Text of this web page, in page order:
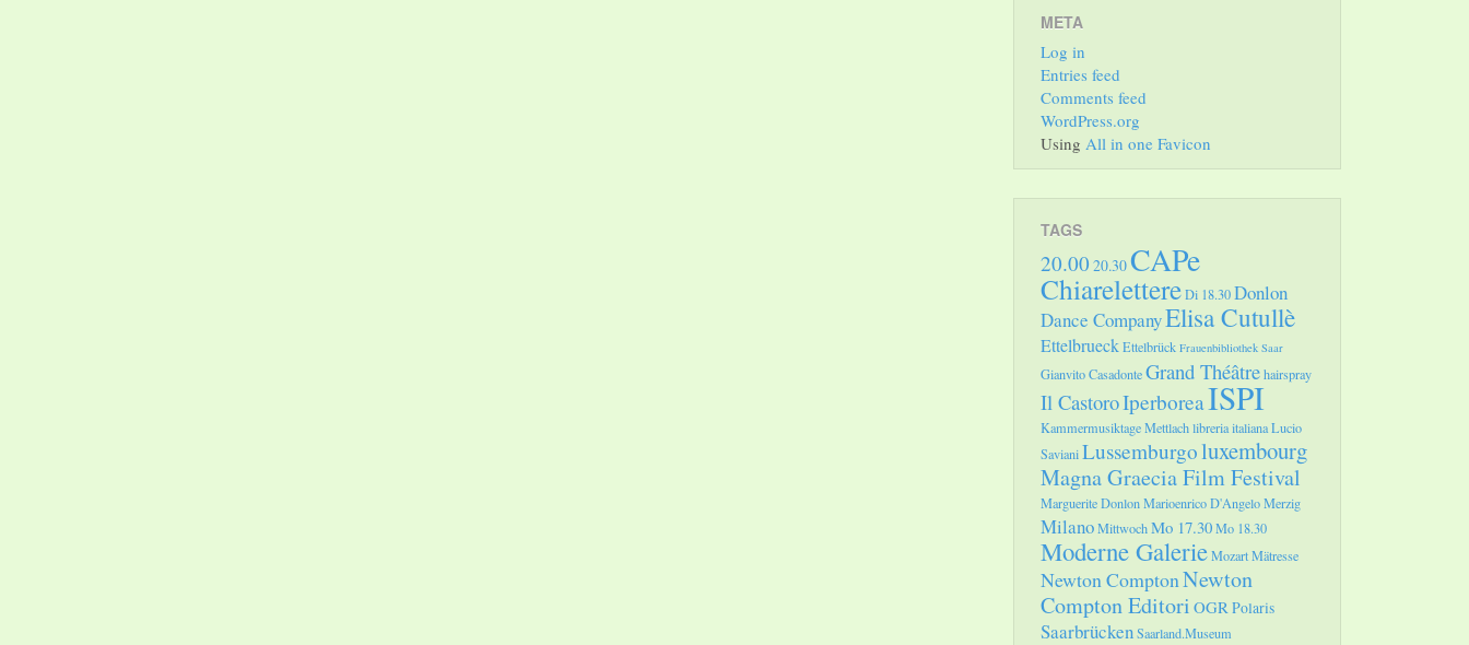
META
Log in
Entries feed
Comments feed
WordPress.org
Using All in one Favicon
TAGS
20.00 20.30CAPe
ChiarelettereDi 18.30Donlon
Dance CompanyElisa Cutullè
EttelbrueckEttelbrück Frauenbibliothek Saar
Gianvito CasadonteGrand Théâtrehairspray
Il CastoroIperboreaISPI
Kammermusiktage Mettlachlibreria italianaLucio
SavianiLussemburgoluxembourg
Magna Graecia Film Festival
Marguerite DonlonMarioenrico D'AngeloMerzig
MilanoMittwochMo 17.30Mo 18.30
Moderne GalerieMozartMätresse
Newton ComptonNewton
Compton Editori OGRPolaris
SaarbrückenSaarland.Museum